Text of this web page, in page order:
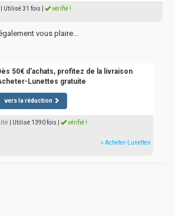
| Utilisé 31 fois vérifié !
vous plaire...
50€ d'achats, profitez de la livraison
Lunettes gratuite
vers la réduction
| Utilisé 1390 fois vérifié !
» Acheter-Lunettes